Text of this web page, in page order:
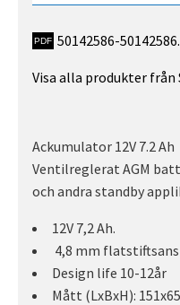
50142586-
Visa alla produkter från
Ackumulator 12V 7.2 Ah
Ventilreglerat AGM
och andra standby
12V 7,2 Ah.
4,8 mm
Design life 10-12år
Mått (LxBxH):